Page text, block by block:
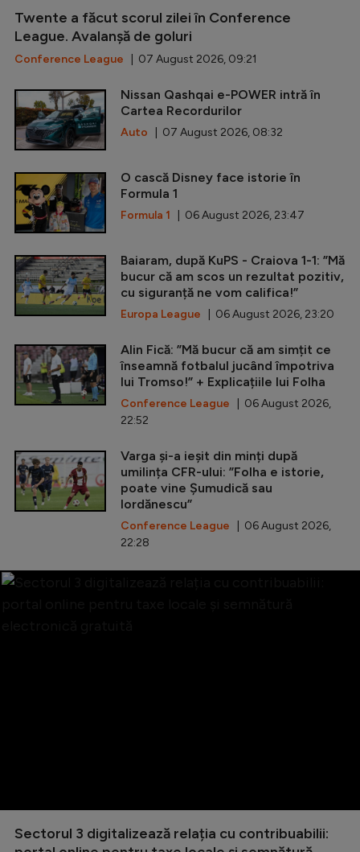
Twente a făcut scorul zilei în Conference
League. Avalanșă de goluri
Conference League | 07 August 2026, 09:21
Nissan Qashqai e-POWER intră în
Cartea Recordurilor
Auto | 07 August 2026, 08:32
O cască Disney face istorie în
Formula 1
Formula 1 | 06 August 2026, 23:47
Baiaram, după KuPS - Craiova 1-1: ”Mă
bucur că am scos un rezultat pozitiv,
cu siguranță ne vom califica!”
Europa League | 06 August 2026, 23:20
Alin Fică: ”Mă bucur că am simțit ce
înseamnă fotbalul jucând împotriva
lui Tromso!” + Explicațiile lui Folha
Conference League | 06 August 2026,
22:52
Varga și-a ieșit din minți după
umilința CFR-ului: ”Folha e istorie,
poate vine Șumudică sau
Iordănescu”
Conference League | 06 August 2026,
22:28
Sectorul 3 digitalizează relația cu contribuabilii: